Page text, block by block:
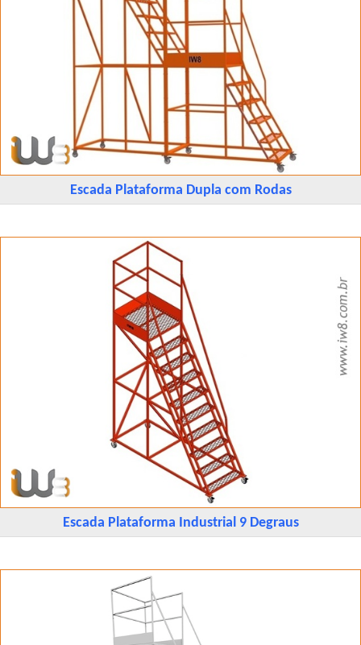
Escada Plataforma Dupla com Rodas
Escada Plataforma Industrial 9 Degraus